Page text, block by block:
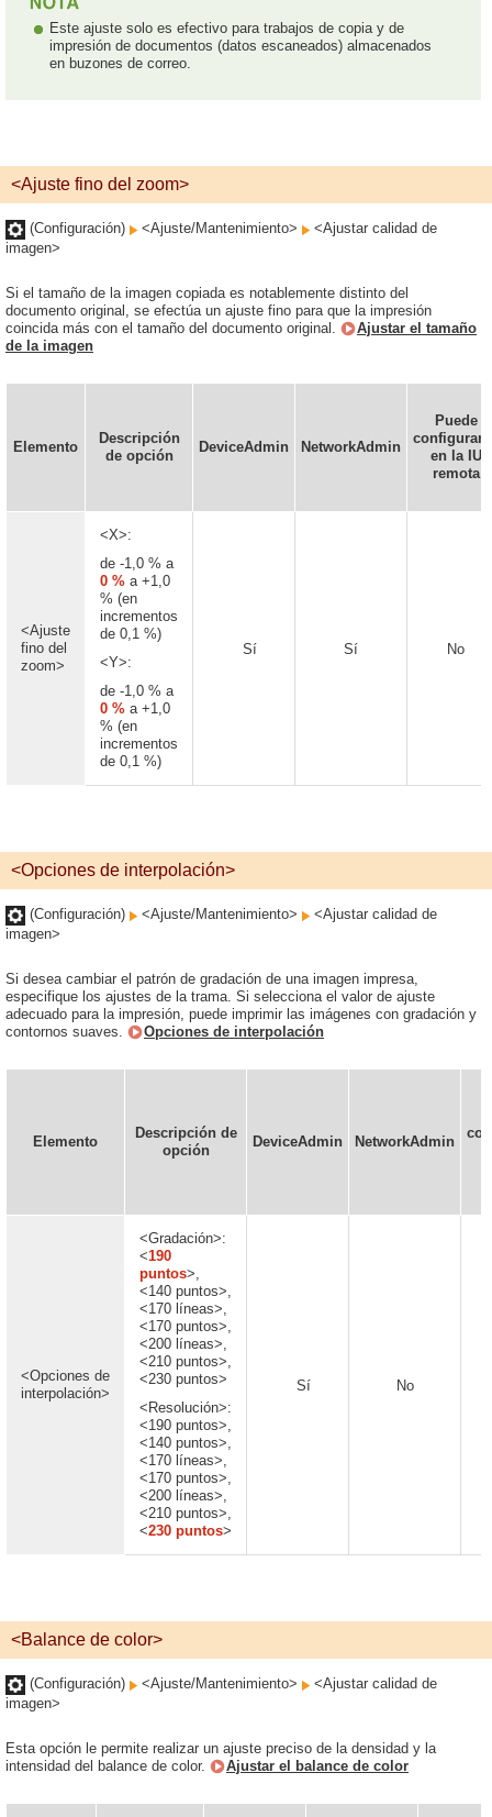
Este ajuste solo es efectivo para trabajos de copia y de
impresión de documentos (datos escaneados) almacenados
en buzones de correo.
<Ajuste fino del zoom>
(Configuración) <Ajuste/Mantenimiento>
<Ajustar calidad de
imagen>
Si el tamaño de la imagen copiada es notablemente distinto del
documento original, se efectúa un ajuste fino para que la impresión
coincida más con el tamaño del documento original.
Ajustar el tamaño
de la imagen
Elemento
Descripción
de opción
DeviceAdmin NetworkAdmin
Puede
en la IU
remota
<Ajuste
fino del
zoom>
<X>:
de -1,0 % a
0 % a +1,0
% (en
incrementos
de 0,1 %)
<Y>:
de -1,0 % a
0 % a +1,0
% (en
incrementos
de 0,1 %)
Sí Sí No
<Opciones de interpolación>
(Configuración) <Ajuste/Mantenimiento>
<Ajustar calidad de
imagen>
Si desea cambiar el patrón de gradación de una imagen impresa,
especifique los ajustes de la trama. Si selecciona el valor de ajuste
adecuado para la impresión, puede imprimir las imágenes con gradación y
contornos suaves.
Opciones de interpolación
Elemento
Descripción de
opción
DeviceAdmin NetworkAdmin
<Opciones de
interpolación>
<Gradación>:
<190
puntos>,
<140 puntos>,
<170 líneas>,
<170 puntos>,
<200 líneas>,
<210 puntos>,
<230 puntos>
<Resolución>:
<190 puntos>,
<140 puntos>,
<170 líneas>,
<170 puntos>,
<200 líneas>,
<210 puntos>,
<230 puntos>
Sí No
<Balance de color>
(Configuración) <Ajuste/Mantenimiento>
<Ajustar calidad de
imagen>
Esta opción le permite realizar un ajuste preciso de la densidad y la
intensidad del balance de color.
Ajustar el balance de color